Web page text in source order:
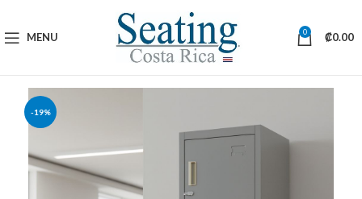
MENU 0 ₡0.00
-19%